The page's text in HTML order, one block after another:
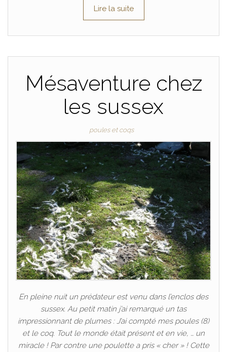
Lire la suite
Mésaventure chez
les sussex
poules et coqs
En pleine nuit un prédateur est venu dans l’enclos des
sussex. Au petit matin j’ai remarqué un tas
impressionnant de plumes : J’ai compté mes poules (8)
et le coq. Tout le monde était présent et en vie, … un
miracle ! Par contre une poulette a pris « cher » ! Cette